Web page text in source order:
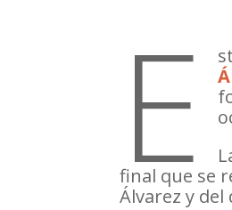
E
final que se
Álvarez y